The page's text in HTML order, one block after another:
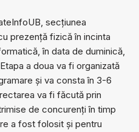
secțiunea
prezență fizică în incinta
în data de duminică,
a doua va fi organizată
și va consta în 3-6
va fi făcută prin
de concurenți în timp
a fost folosit și pentru